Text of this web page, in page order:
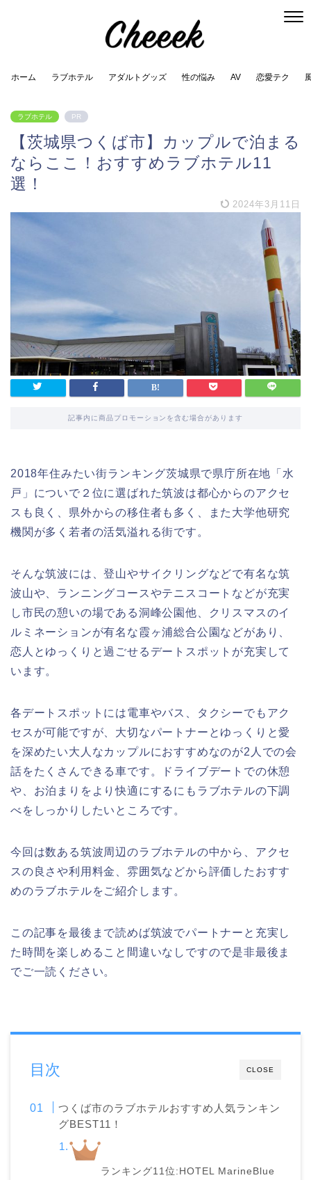
ホーム ラブホテル アダルトグッズ 性の悩み AV 恋愛テク
ラブホテル PR
【茨城県つくば市】カップルで泊まる
ならここ！おすすめラブホテル11
選！
2024年3月11日
記事内に商品プロモーションを含む場合があります
2018年住みたい街ランキング茨城県で県庁所在地「水
戸」についで２位に選ばれた筑波は都心からのアクセ
スも良く、県外からの移住者も多く、また大学他研究
機関が多く若者の活気溢れる街です。
そんな筑波には、登山やサイクリングなどで有名な筑
波山や、ランニングコースやテニスコートなどが充実
し市民の憩いの場である洞峰公園他、クリスマスのイ
ルミネーションが有名な霞ヶ浦総合公園などがあり、
恋人とゆっくりと過ごせるデートスポットが充実して
います。
各デートスポットには電車やバス、タクシーでもアク
セスが可能ですが、大切なパートナーとゆっくりと愛
を深めたい大人なカップルにおすすめなのが2人での会
話をたくさんできる車です。ドライブデートでの休憩
や、お泊まりをより快適にするにもラブホテルの下調
べをしっかりしたいところです。
今回は数ある筑波周辺のラブホテルの中から、アクセ
スの良さや利用料金、雰囲気などから評価したおすす
めのラブホテルをご紹介します。
この記事を最後まで読めば筑波でパートナーと充実し
た時間を楽しめること間違いなしですので是非最後ま
でご一読ください。
CLOSE
目次
つくば市のラブホテルおすすめ人気ランキン
グBEST11！
ランキング11位:HOTEL MarineBlue